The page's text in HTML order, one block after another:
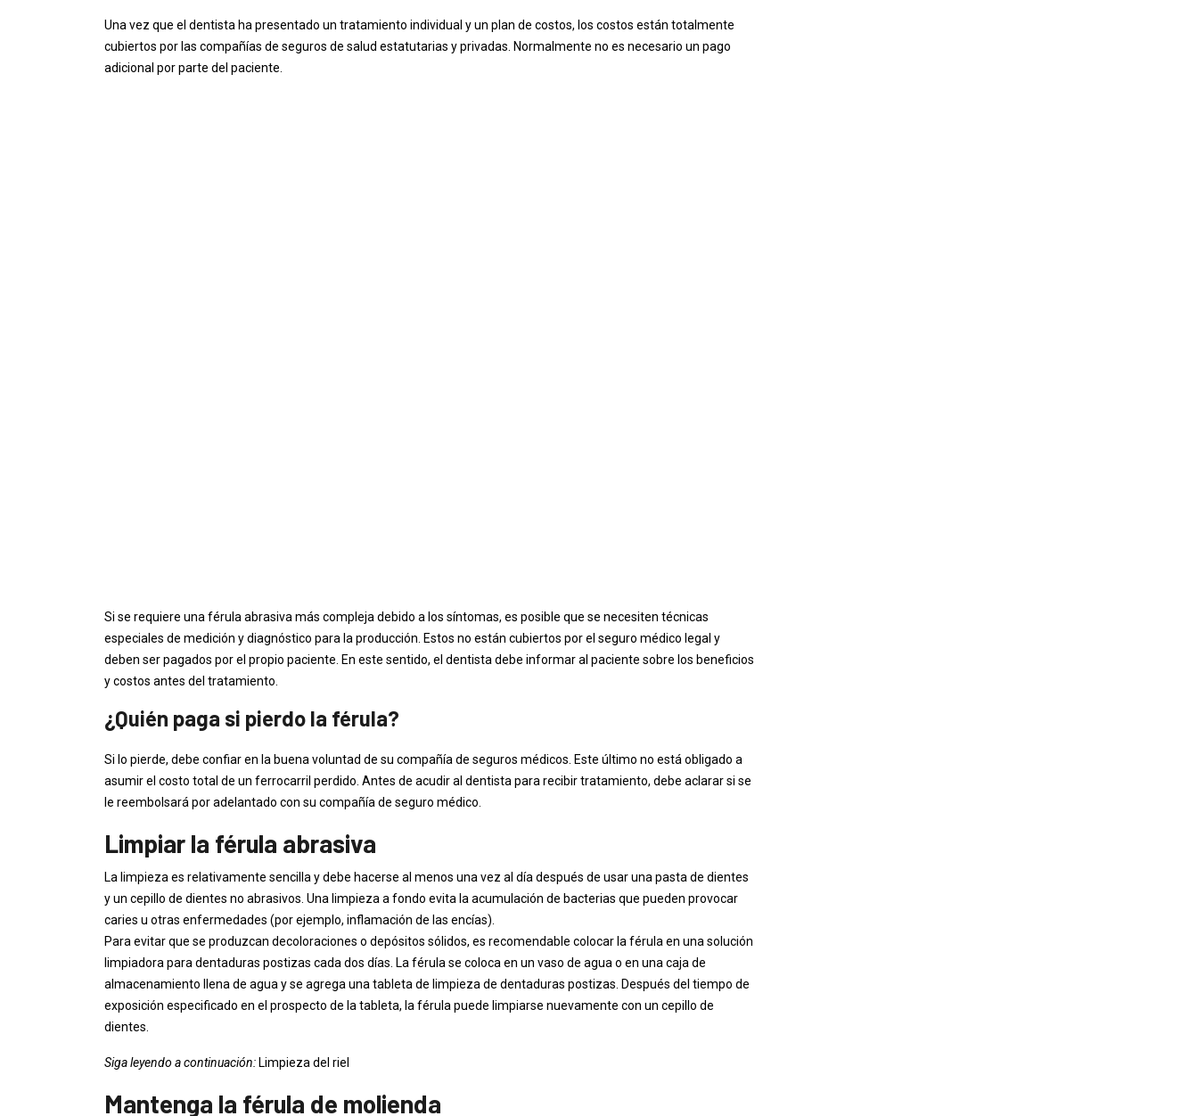
Una vez que el dentista ha presentado un tratamiento individual y un plan de costos, los costos están totalmente
cubiertos por las compañías de seguros de salud estatutarias y privadas. Normalmente no es necesario un pago
adicional por parte del paciente.
Si se requiere una férula abrasiva más compleja debido a los síntomas, es posible que se necesiten técnicas
especiales de medición y diagnóstico para la producción. Estos no están cubiertos por el seguro médico legal y
deben ser pagados por el propio paciente. En este sentido, el dentista debe informar al paciente sobre los beneficios
y costos antes del tratamiento.
¿Quién paga si pierdo la férula?
Si lo pierde, debe confiar en la buena voluntad de su compañía de seguros médicos. Este último no está obligado a
asumir el costo total de un ferrocarril perdido. Antes de acudir al dentista para recibir tratamiento, debe aclarar si se
le reembolsará por adelantado con su compañía de seguro médico.
Limpiar la férula abrasiva
La limpieza es relativamente sencilla y debe hacerse al menos una vez al día después de usar una pasta de dientes
y un cepillo de dientes no abrasivos. Una limpieza a fondo evita la acumulación de bacterias que pueden provocar
caries u otras enfermedades (por ejemplo, inflamación de las encías).
Para evitar que se produzcan decoloraciones o depósitos sólidos, es recomendable colocar la férula en una solución
limpiadora para dentaduras postizas cada dos días. La férula se coloca en un vaso de agua o en una caja de
almacenamiento llena de agua y se agrega una tableta de limpieza de dentaduras postizas. Después del tiempo de
exposición especificado en el prospecto de la tableta, la férula puede limpiarse nuevamente con un cepillo de
dientes.
Siga leyendo a continuación: Limpieza del riel
Mantenga la férula de molienda